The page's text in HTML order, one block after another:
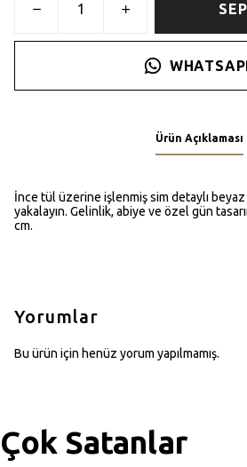
Ürün Açıklaması
İnce tül üzerine işlenmiş sim detaylı beyaz
yakalayın. Gelinlik, abiye ve özel gün
cm.
Yorumlar
Bu ürün için henüz yorum yapılmamış.
Çok Satanlar